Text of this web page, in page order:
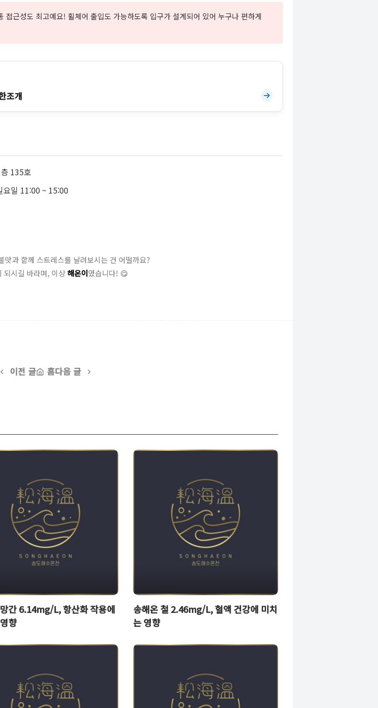
접근성도 최고예요! 휠체어 출입도 가능하도록 입구가 설계되어 있어 누구나 편하게
조개
135호
일 11:00 ~ 15:00
맛과 함께 스트레스를 날려보시는 건 어떨까요?
되시길 바라며, 이상해온이였습니다! 😋
이전 글 홈다음 글
간 6.14mg/L, 항산화 작용에
향
송해온 철 2.46mg/L, 혈액 건강에 미치
는 영향